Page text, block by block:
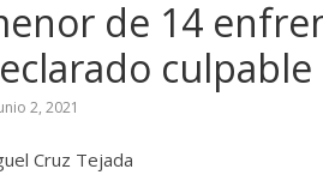
de 14
culpable
2, 2021
Cruz Tejada